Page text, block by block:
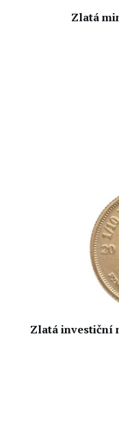
Zlatá
Zlatá investiční